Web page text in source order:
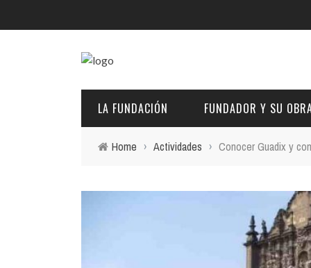
LA FUNDACIÓN
EL PATRONATO: COMPETENCIAS Y COMPOSICIÓN
FUNDADOR Y SU
Home › Actividades › Conocer Guadix y